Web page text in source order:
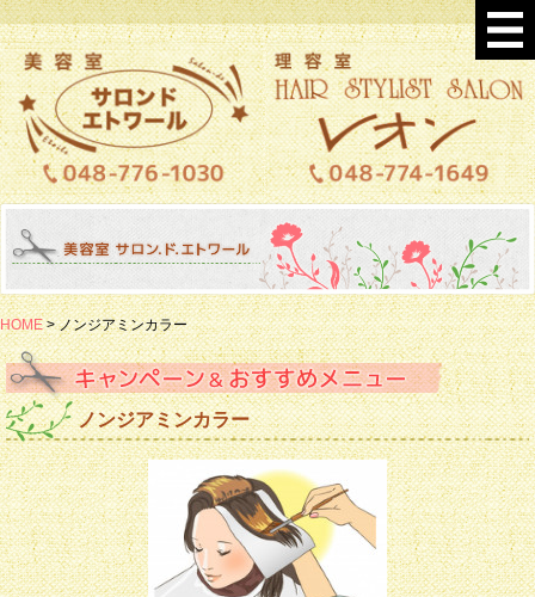
HOME> ノンジアミンカラー
ノンジアミンカラー